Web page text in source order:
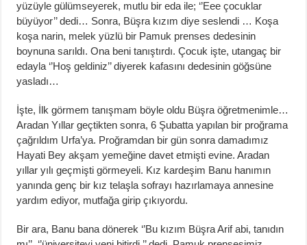
yüzüyle gülümseyerek, mutlu bir eda ile; ‘’Eee çocuklar
büyüyor’’ dedi… Sonra, Büşra kızım diye seslendi … Koşa
koşa narin, melek yüzlü bir Pamuk prenses dedesinin
boynuna sarıldı. Ona beni tanıştırdı. Çocuk işte, utangaç bir
edayla ‘’Hoş geldiniz’’ diyerek kafasını dedesinin göğsüne
yasladı…
İşte, İlk görmem tanışmam böyle oldu Büşra öğretmenimle…
Aradan Yıllar geçtikten sonra, 6 Şubatta yapılan bir proğrama
çağrıldım Urfa’ya. Proğramdan bir gün sonra damadımız
Hayati Bey akşam yemeğine davet etmişti evine. Aradan
yıllar yılı geçmişti görmeyeli. Kız kardeşim Banu hanımın
yanında genç bir kız telaşla sofrayı hazırlamaya annesine
yardım ediyor, mutfağa girip çıkıyordu.
Bir ara, Banu bana dönerek ‘’Bu kızım Büşra Arif abi, tanıdın